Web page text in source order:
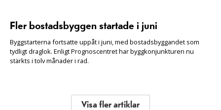
Fler bostadsbyggen startade i juni
Byggstarterna fortsatte uppåt i juni, med bostadsbyggandet som
tydligt draglok. Enligt Prognoscentret har byggkonjunkturen nu
stärkts i tolv månader i rad.
Visa fler artiklar